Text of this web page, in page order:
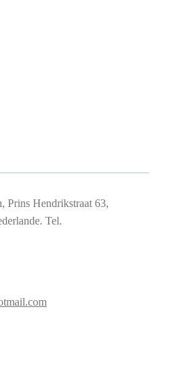
Prins Hendrikstraat 63,
Tel.